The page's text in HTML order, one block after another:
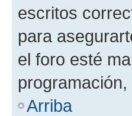
escritos
para
el foro esté
Arriba